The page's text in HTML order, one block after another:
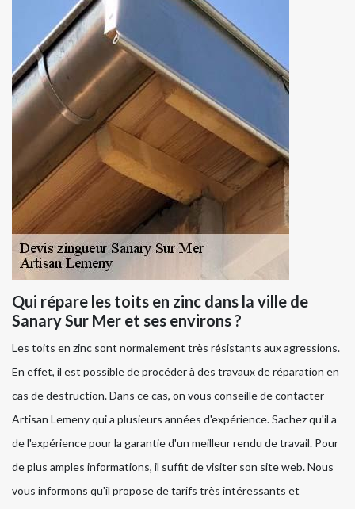
Qui répare les toits en zinc dans la ville de
Sanary Sur Mer et ses environs ?
Les toits en zinc sont normalement très résistants aux agressions.
En effet, il est possible de procéder à des travaux de réparation en
cas de destruction. Dans ce cas, on vous conseille de contacter
Artisan Lemeny qui a plusieurs années d'expérience. Sachez qu'il a
de l'expérience pour la garantie d'un meilleur rendu de travail. Pour
de plus amples informations, il suffit de visiter son site web. Nous
vous informons qu'il propose de tarifs très intéressants et